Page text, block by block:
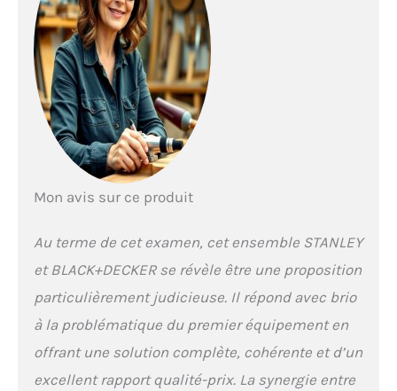
entre les niveaux et au
fond de la valise pour
maintenir les
cliquets/douilles/clés
- 4 Pieds pour plus de
stabilité lors de
l’utilisation produit 1:
ACCES FACILE : 2
avec charnières métal
produit 2: HAUTE
PERFORMANCE : La
sans fil 18 V Li-Ion
BLACK+DECKER a 10
pour un vissage
parfait quelque soit le
Mon avis sur ce produit
Au terme de cet examen, cet ensemble STANLEY
et BLACK+DECKER se révèle être une proposition
particulièrement judicieuse. Il répond avec brio
à la problématique du premier équipement en
offrant une solution complète, cohérente et d’un
excellent rapport qualité-prix. La synergie entre